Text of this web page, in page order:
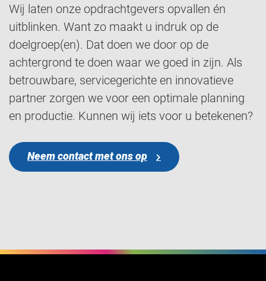
Wij laten onze opdrachtgevers opvallen én
uitblinken. Want zo maakt u indruk op de
doelgroep(en). Dat doen we door op de
achtergrond te doen waar we goed in zijn. Als
betrouwbare, servicegerichte en innovatieve
partner zorgen we voor een optimale planning
en productie. Kunnen wij iets voor u betekenen?
Neem contact met ons op